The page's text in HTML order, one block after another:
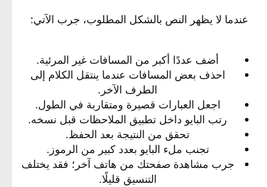
عندما لا يظهر النص بالشكل المطلوب، جرب الآتي:
أضف عددًا أكبر من المسافات غير المرئية.
احذف بعض المسافات عندما ينتقل الكلام إلى
الطرف الآخر.
اجعل العبارات قصيرة ومتقاربة في الطول.
رتب البايو داخل تطبيق الملاحظات قبل نسخه.
تحقق من النتيجة بعد الحفظ.
تجنب ملء البايو بعدد كبير من الرموز.
جرب مشاهدة صفحتك من هاتف آخر؛ فقد يختلف
التنسيق قليلًا.